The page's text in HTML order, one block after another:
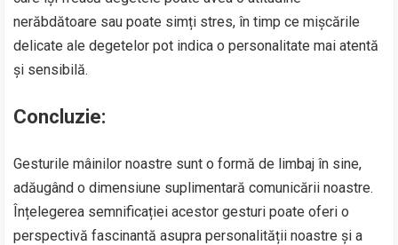
nerăbdătoare sau poate simți stres, în timp ce mișcările
delicate ale degetelor pot indica o personalitate mai atentă
și sensibilă.
Concluzie:
Gesturile mâinilor noastre sunt o formă de limbaj în sine,
adăugând o dimensiune suplimentară comunicării noastre.
Înțelegerea semnificației acestor gesturi poate oferi o
perspectivă fascinantă asupra personalității noastre și a